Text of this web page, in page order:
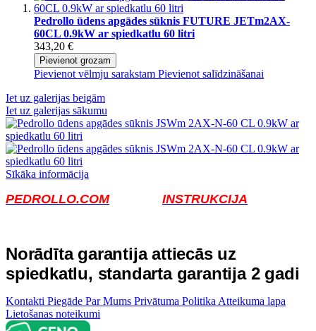
Pedrollo ūdens apgādes sūknis FUTURE JETm2AX-
60CL 0.9kW ar spiedkatlu 60 litri
343,20 €
Pievienot grozam
Pievienot vēlmju sarakstam Pievienot salīdzināšanai
Iet uz galerijas beigām
Iet uz galerijas sākumu
Sīkāka informācija
PEDROLLO.COM INSTRUKCIJA
Norādīta garantija attiecās uz
spiedkatlu, standarta garantija 2 gadi
Kontakti Piegāde Par Mums Privātuma Politika Atteikuma lapa
Lietošanas noteikumi